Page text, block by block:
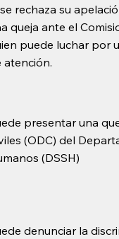
rechaza su
queja ante el
puede luchar por
atención.
presentar una
(ODC) del
(DSSH)
denunciar la